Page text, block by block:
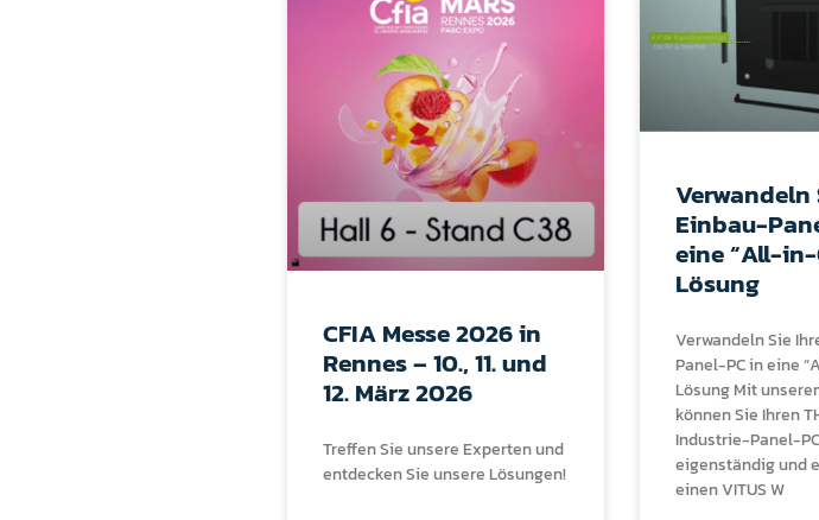
CFIA Messe 2026 in
Rennes – 10., 11. und
12. März 2026
Treffen Sie unsere Experten und
entdecken Sie unsere Lösungen!
Verwandeln
Einbau-
eine “All-
Lösung
Verwandeln Sie
Panel-PC in eine
Lösung Mit
können Sie Ihren
Industrie-Panel-
eigenständig und
einen VITUS W